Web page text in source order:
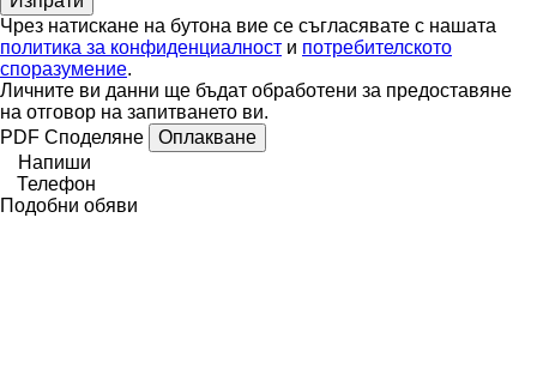
Чрез натискане на бутона вие се съгласявате с нашата
политика за конфиденциалност и потребителското
споразумение.
Личните ви данни ще бъдат обработени за предоставяне
на отговор на запитването ви.
PDF Споделяне
Оплакване
Напиши
Телефон
Подобни обяви